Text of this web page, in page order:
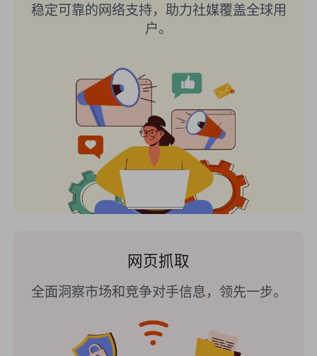
稳定可靠的网络支持，助力社媒覆盖全球用
户。
网页抓取
全面洞察市场和竞争对手信息，领先一步。